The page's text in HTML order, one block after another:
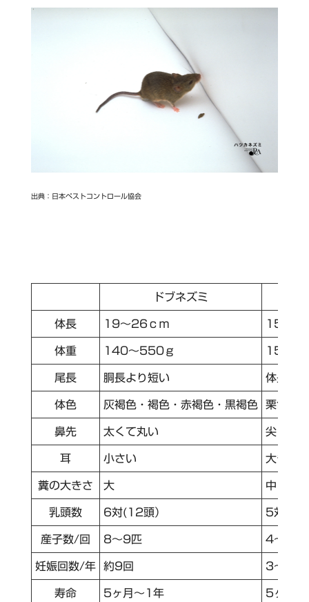
出典：日本ペストコントロール協会
ドブネズミ
体長 19～26ｃｍ 15～
体重 140～550ｇ 150～
尾長 胴長より短い 体長よ
体色 灰褐色・褐色・赤褐色・黒褐色 栗色・
鼻先 太くて丸い 尖って
耳 小さい 大きく
糞の大きさ 大 中
乳頭数 6対(12頭） 5対(10
産子数/回 8～9匹 4～8匹
妊娠回数/年 約9回 3～4回
寿命 5ヶ月～1年 5ヶ月